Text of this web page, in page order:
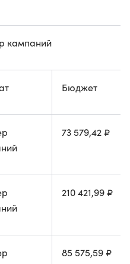
кампаний
Бюджет
73 579,42 ₽
210 421,99 ₽
85 575,59 ₽